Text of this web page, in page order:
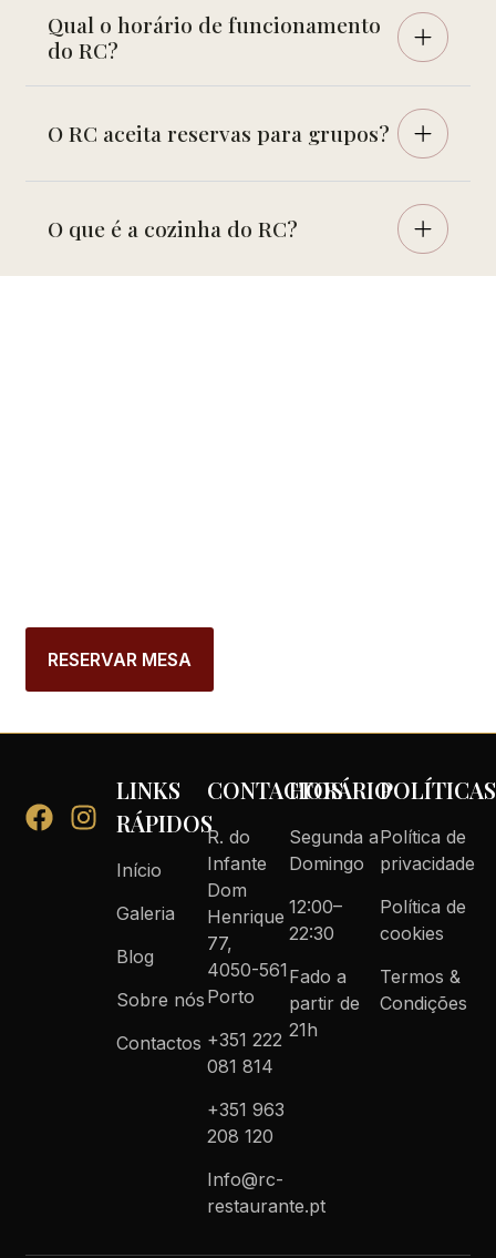
Qual o horário de funcionamento
do RC?
O RC aceita reservas para grupos?
O que é a cozinha do RC?
RESERVAR MESA
LINKS
RÁPIDOS
Início
Galeria
Blog
Sobre nós
Contactos
CONTACTOS
R. do
Infante
Dom
Henrique
77,
4050-561
Porto
+351 222
081 814
+351 963
208 120
Info@rc-
restaurante.pt
HORÁRIO
Segunda a
Domingo
12:00–
22:30
Fado a
partir de
21h
POLÍTICAS
Política de
privacidade
Política de
cookies
Termos &
Condições